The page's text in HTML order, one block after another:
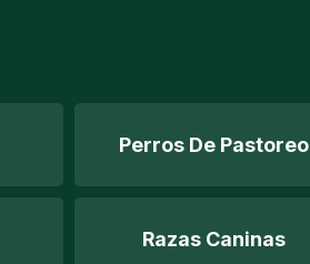
Perros De Pastoreo
Razas Caninas